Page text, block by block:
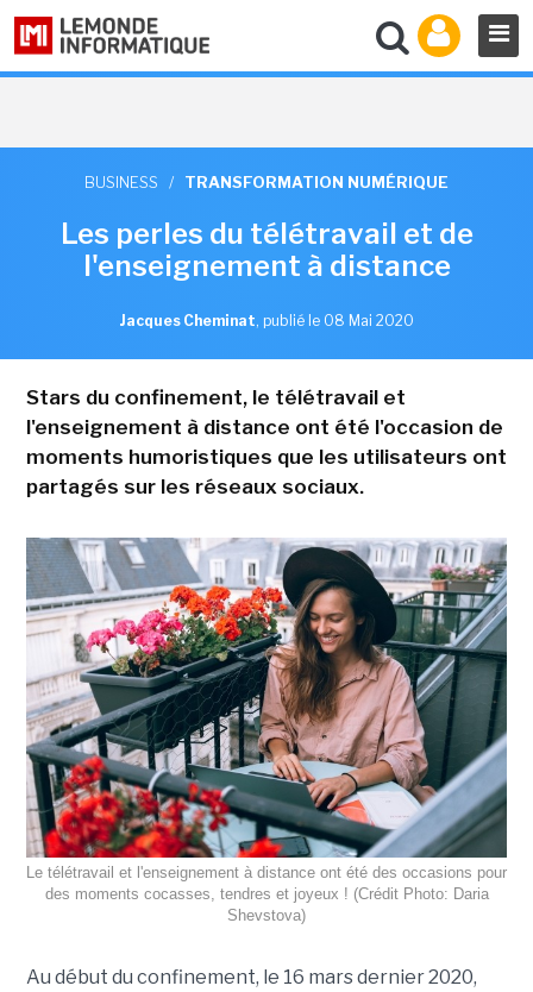
BUSINESS / TRANSFORMATION NUMÉRIQUE
Les perles du télétravail et de
l'enseignement à distance
Jacques Cheminat, publié le 08 Mai 2020
Stars du confinement, le télétravail et
l'enseignement à distance ont été l'occasion de
moments humoristiques que les utilisateurs ont
partagés sur les réseaux sociaux.
Le télétravail et l'enseignement à distance ont été des occasions pour
des moments cocasses, tendres et joyeux ! (Crédit Photo: Daria
Shevstova)
Au début du confinement, le 16 mars dernier 2020,